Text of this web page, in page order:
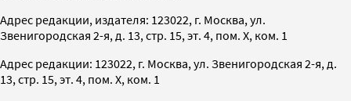
Адрес редакции, издателя: 123022, г. Москва, ул.
Звенигородская 2-я, д. 13, стр. 15, эт. 4, пом. X, ком. 1
Адрес редакции: 123022, г. Москва, ул. Звенигородская 2-я, д.
13, стр. 15, эт. 4, пом. X, ком. 1